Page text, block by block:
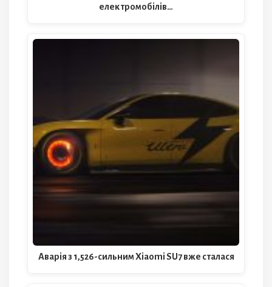
електромобілів…
Аварія з 1,526-сильним Xiaomi SU7 вже сталася